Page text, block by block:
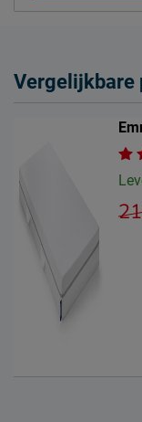
Vergelijkbare